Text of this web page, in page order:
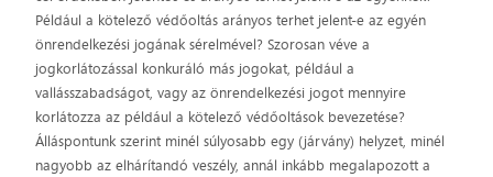
Például a kötelező védőoltás arányos terhet jelent-e az egyén
önrendelkezési jogának sérelmével? Szorosan véve a
jogkorlátozással konkuráló más jogokat, például a
vallásszabadságot, vagy az önrendelkezési jogot mennyire
korlátozza az például a kötelező védőoltások bevezetése?
Álláspontunk szerint minél súlyosabb egy (járvány) helyzet, minél
nagyobb az elhárítandó veszély, annál inkább megalapozott a